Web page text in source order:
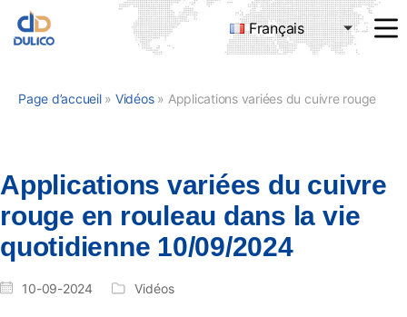
TRADING
DULICO
Français
Page d’accueil» Vidéos» Applications variées du cuivre rouge en rouleau dans la vie quotidienne 10/09/2024
Applications variées du cuivre
rouge en rouleau dans la vie
quotidienne 10/09/2024
10-09-2024 Vidéos